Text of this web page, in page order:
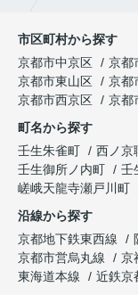
市区町村から探す
京都市中京区
京都
京都市東山区
京都
京都市西京区
京都
町名から探す
壬生朱雀町
西ノ京
壬生御所ノ内町
壬
嵯峨天龍寺瀬戸川町
沿線から探す
京都地下鉄東西線
京都市営烏丸線
京
東海道本線
近鉄京